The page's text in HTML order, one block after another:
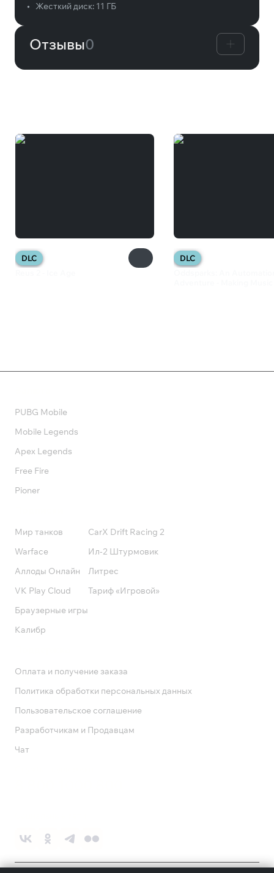
•
Жесткий диск: 11 ГБ
Отзывы0
DLC
DLC
PUBG Mobile
Mobile Legends
Apex Legends
Free Fire
Pioner
Мир танков
Warface
Аллоды Онлайн
VK Play Cloud
Браузерные игры
Калибр
CarX Drift Racing 2
Ил-2 Штурмовик
Литрес
Тариф «Игровой»
Оплата и получение заказа
Политика обработки персональных данных
Пользовательское соглашение
Разработчикам и Продавцам
Чат